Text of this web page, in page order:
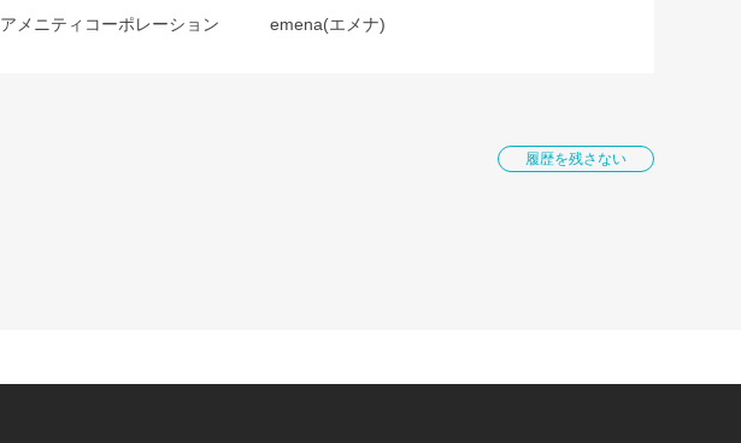
アメニティコーポレーション emena(エメナ)
履歴を残さない